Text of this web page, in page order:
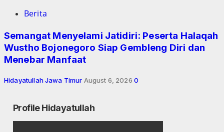
Berita
Semangat Menyelami Jatidiri: Peserta Halaqah
Wustho Bojonegoro Siap Gembleng Diri dan
Menebar Manfaat
Hidayatullah Jawa Timur August 6, 2026 0
Profile Hidayatullah